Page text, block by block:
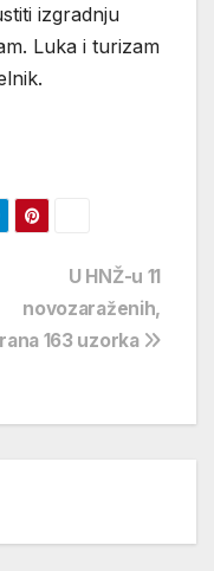
izgradnju
Luka i turizam
U HNŽ-u 11
novozaraženih,
163 uzorka